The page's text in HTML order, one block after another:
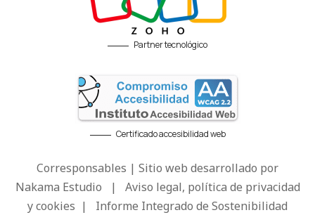
Partner tecnológico
Certificado accesibilidad web
Corresponsables | Sitio web desarrollado por
Nakama Estudio | Aviso legal, política de privacidad
y cookies | Informe Integrado de Sostenibilidad